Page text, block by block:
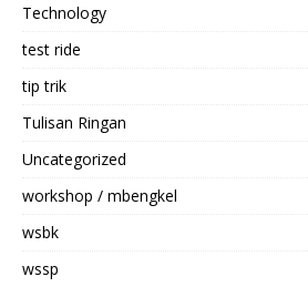
Technology
test ride
tip trik
Tulisan Ringan
Uncategorized
workshop / mbengkel
wsbk
wssp